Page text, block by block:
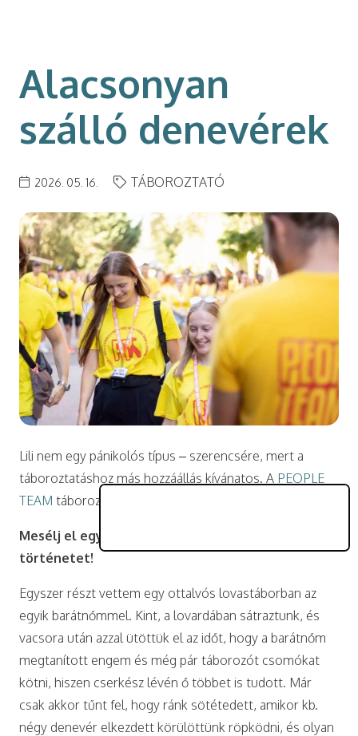
Alacsonyan
szálló denevérek
2026. 05. 16. TÁBOROZTATÓ
Lili nem egy pánikolós típus – szerencsére, mert a
táboroztatáshoz más hozzáállás kívánatos. A PEOPLE
TEAM táboroztatójának tettük fel a kérdéseinket.
Mesélj el egy számodra különleges tábori
történetet!
Egyszer részt vettem egy ottalvós lovastáborban az
egyik barátnőmmel. Kint, a lovardában sátraztunk, és
vacsora után azzal ütöttük el az időt, hogy a barátnőm
megtanított engem és még pár táborozót csomókat
kötni, hiszen cserkész lévén ő többet is tudott. Már
csak akkor tűnt fel, hogy ránk sötétedett, amikor kb.
négy denevér elkezdett körülöttünk röpködni, és olyan